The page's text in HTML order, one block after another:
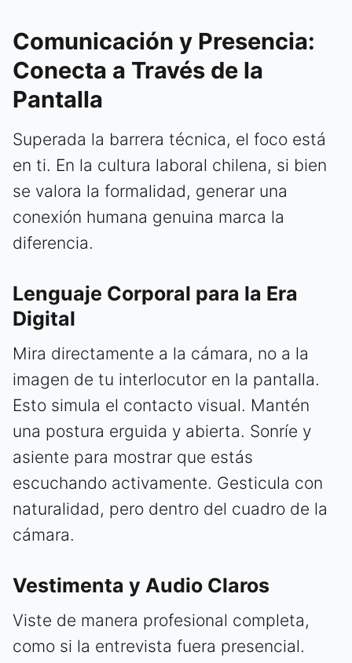
Comunicación y Presencia:
Conecta a Través de la
Pantalla
Superada la barrera técnica, el foco está
en ti. En la cultura laboral chilena, si bien
se valora la formalidad, generar una
conexión humana genuina marca la
diferencia.
Lenguaje Corporal para la Era
Digital
Mira directamente a la cámara, no a la
imagen de tu interlocutor en la pantalla.
Esto simula el contacto visual. Mantén
una postura erguida y abierta. Sonríe y
asiente para mostrar que estás
escuchando activamente. Gesticula con
naturalidad, pero dentro del cuadro de la
cámara.
Vestimenta y Audio Claros
Viste de manera profesional completa,
como si la entrevista fuera presencial.